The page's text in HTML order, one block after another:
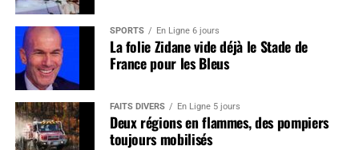
SPORTS En Ligne 6 jours
La folie Zidane vide déjà le Stade de
France pour les Bleus
FAITS DIVERS En Ligne 5 jours
Deux régions en flammes, des pompiers
toujours mobilisés